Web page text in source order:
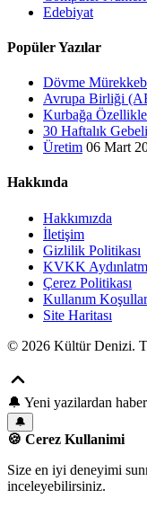
Edebiyat
Popüler Yazılar
Dövme
Avrupa Birliği
Kurbağa
30 Haftalık
Üretim 06 Mart
Hakkında
Hakkımızda
İletişim
Gizlilik Politikası
KVKK
Çerez Politikası
Kullanım
Site Haritası
© 2026 Kültür Denizi.
🔔 Yeni yazilardan
🔔
🍪 Cerez Kullanimi
Size en iyi deneyimi
inceleyebilirsiniz.